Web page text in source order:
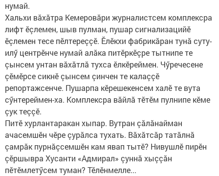
нумай.
Хальхи вăхăтра Кемеровăри журналистсем комплексра
лифт ӗçлемен, шыв пулман, пушар сигнализацийӗ
ӗçлемен тесе пӗлтереççӗ. Ӗлӗкхи фабрикăран тунă суту-
илӳ центрӗнче нумай алăка питӗркӗçре тытнипе те
çынсем унтан вăхăтлă тухса ӗлкӗреймен. Чӳречесене
çӗмӗрсе сикнӗ çынсем çинчен те калаççӗ
репортажсенче. Пушарпа кӗрешекенсем халӗ те вута
сӳнтереймен-ха. Комплексра вăйлă тӗтӗм пулнипе кӗме
çук теççӗ.
Питӗ хурлантаракан хыпар. Вутран çăлăнайман
ачасемшӗн чӗре çурăлса тухать. Вăхăтсăр татăлнă
çамрăк пурнăçсемшӗн кам явап тытӗ? Нивушлӗ пирӗн
çӗршывра Хусанти «Адмирал» çуннă хыççăн
пӗтӗмлетӳсем туман? Тӗлӗнмелле...